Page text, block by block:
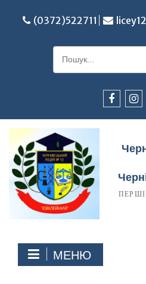
(0372)522711
Шукати:
МЕНЮ